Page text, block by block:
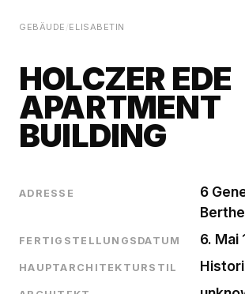
GEBÄUDE ELISABETIN
HOLCZER EDE
APARTMENT
BUILDING
ADRESSE
6
FERTIGSTELLUNGSDATUM 6. Mai
HAUPTARCHITEKTURSTIL